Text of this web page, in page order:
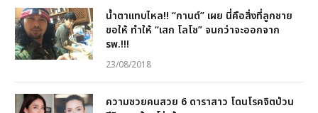
น้ำตาแทบไหล!! “กานต์” เผย นี่คือสิ่งที่ลูกชาย
ขอให้ ทำให้ “เสก โลโซ” จนกว่าจะออกจาก
รพ.!!!
23/08/2018
ความซวยคนสวย 6 ดาราสาว โดนโรคจิตป่วน